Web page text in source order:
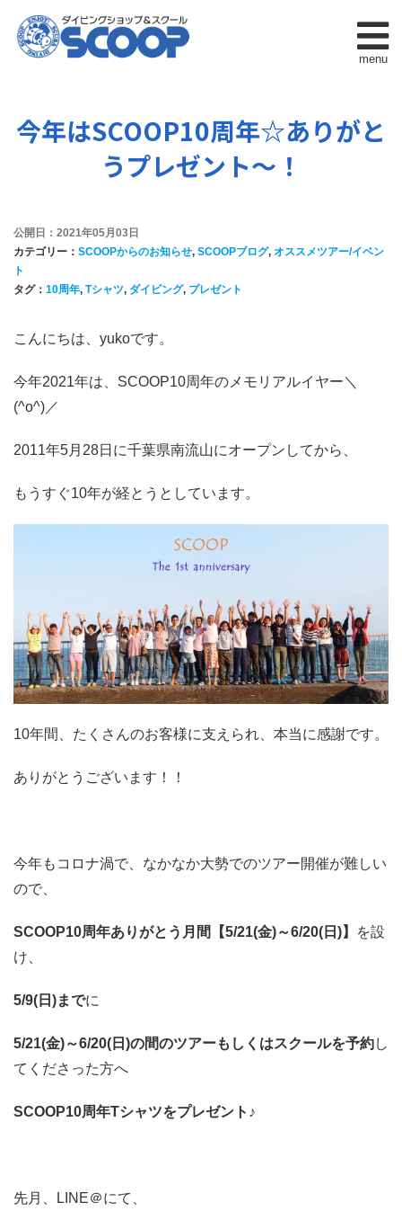
menu
今年はSCOOP10周年☆ありがと
うプレゼント～！
公開日：2021年05月03日
カテゴリー： SCOOPからのお知らせ, SCOOPブログ, オススメツアー/イベン
ト
タグ： 10周年, Tシャツ, ダイビング, プレゼント
こんにちは、yukoです。
今年2021年は、SCOOP10周年のメモリアルイヤー＼
(^o^)／
2011年5月28日に千葉県南流山にオープンしてから、
もうすぐ10年が経とうとしています。
10年間、たくさんのお客様に支えられ、本当に感謝です。
ありがとうございます！！
今年もコロナ渦で、なかなか大勢でのツアー開催が難しい
ので、
SCOOP10周年ありがとう月間【5/21(金)～6/20(日)】
を設
け、
5/9(日)までに
5/21(金)～6/20(日)の間のツアーもしくはスクールを予約し
てくださった方へ
SCOOP10周年Tシャツをプレゼント♪
先月、LINE＠にて、